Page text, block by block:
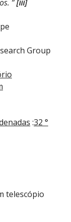
“[iii]
Group
:32 °
telescópio